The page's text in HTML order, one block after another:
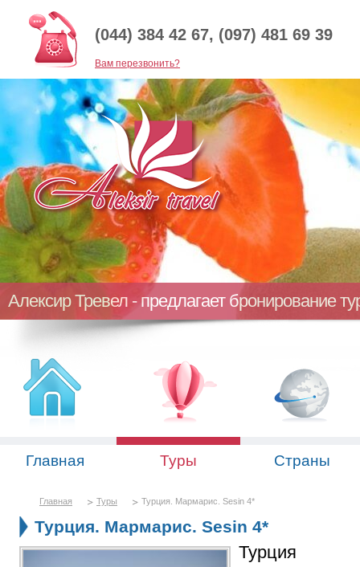
(044) 384 42 67, (097) 481 69 39
Baм перезвонить?
Алексир Тревел - предлагает бронирование
Главная Туры Страны
Главная Туры Турция. Мармарис. Sesin 4*
Турция. Мармарис. Sesin 4*
Турция